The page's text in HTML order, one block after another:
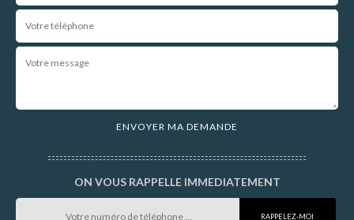
ON VOUS RAPPELLE IMMEDIATEMENT